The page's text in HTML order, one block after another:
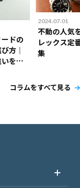
ドの
方｜
を解
2024.07.01
不動の人気
レックス定
集
コラムをすべて見る